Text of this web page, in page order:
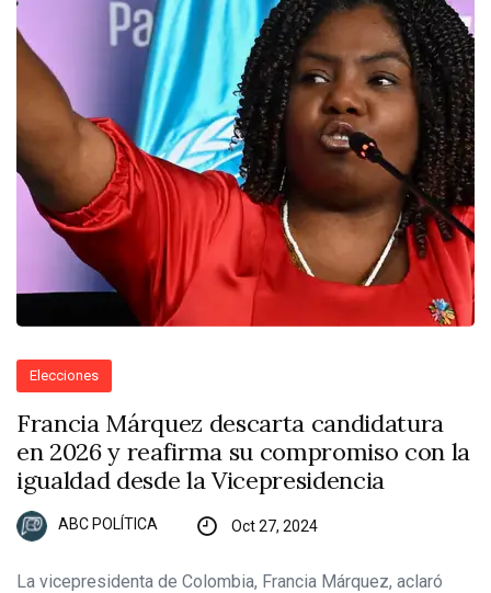
Elecciones
Francia Márquez descarta candidatura
en 2026 y reafirma su compromiso con la
igualdad desde la Vicepresidencia
ABC POLÍTICA Oct 27, 2024
La vicepresidenta de Colombia, Francia Márquez, aclaró